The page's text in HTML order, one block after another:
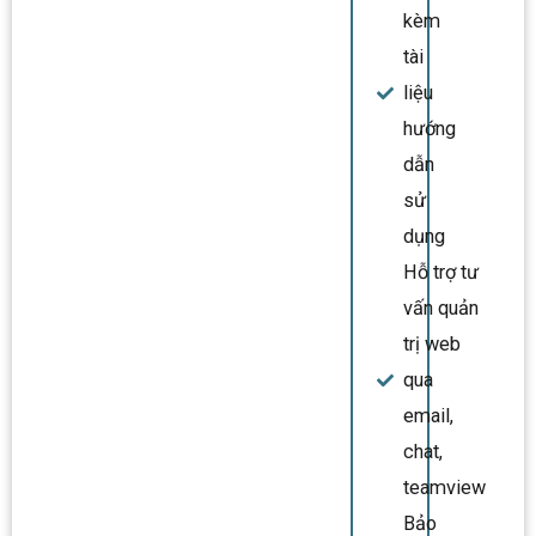
kèm
tài
liệu
hướng
dẫn
sử
dụng
Hỗ trợ tư
vấn quản
trị web
qua
email,
chat,
teamview
Bảo